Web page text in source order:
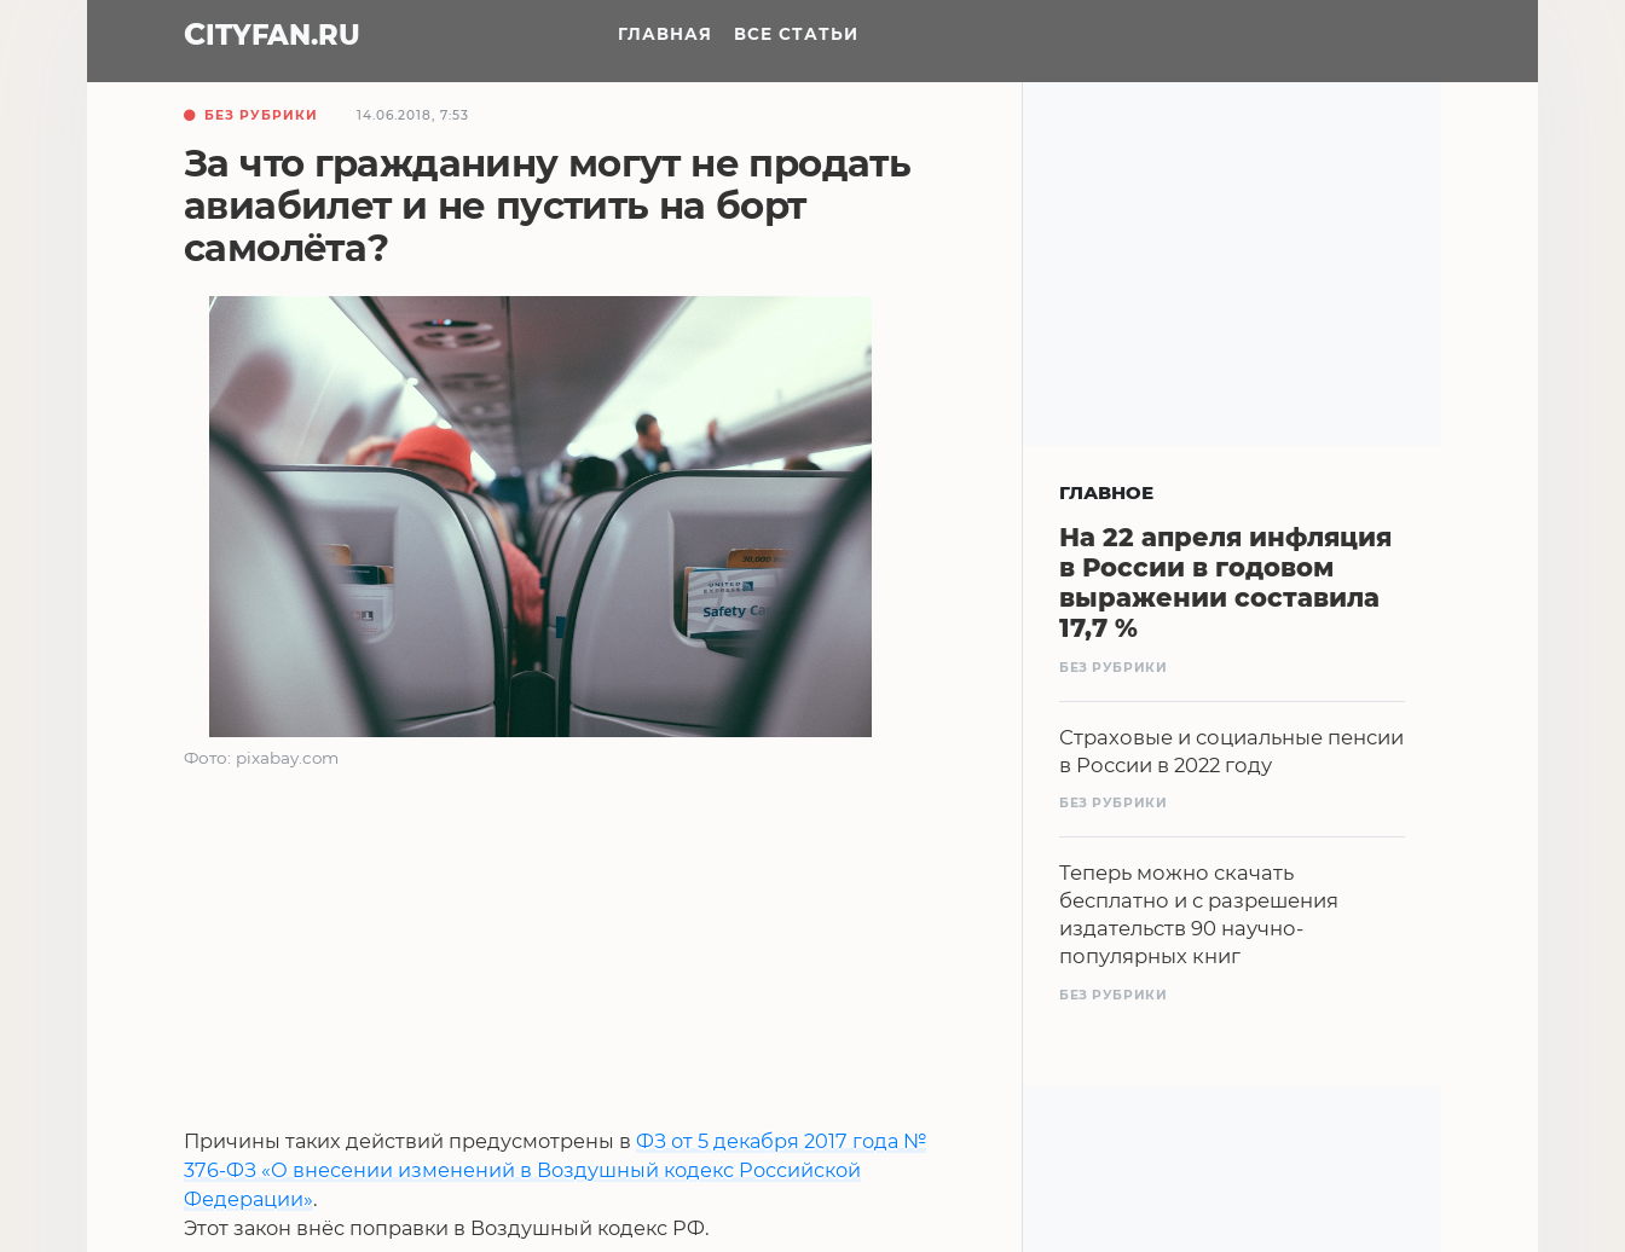
CITYFAN.RU ГЛАВНАЯ ВСЕ СТАТЬИ
БЕЗ РУБРИКИ 14.06.2018, 7:53
За что гражданину могут не продать
авиабилет и не пустить на борт
самолёта?
Фото: pixabay.com
Причины таких действий предусмотрены в ФЗ от 5 декабря 2017 года №
376-ФЗ «О внесении изменений в Воздушный кодекс Российской
Федерации».
Этот закон внёс поправки в Воздушный кодекс РФ.
ГЛАВНОЕ
На 22 апреля инфляция
в России в годовом
выражении составила
17,7 %
БЕЗ РУБРИКИ
Страховые и социальные пенсии
в России в 2022 году
БЕЗ РУБРИКИ
Теперь можно скачать
бесплатно и с разрешения
издательств 90 научно-
популярных книг
БЕЗ РУБРИКИ